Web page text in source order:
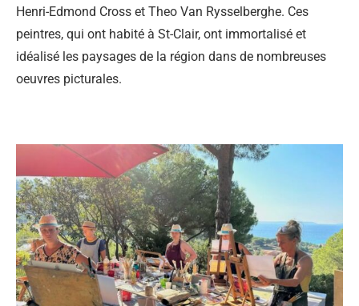
Henri-Edmond Cross et Theo Van Rysselberghe. Ces
peintres, qui ont habité à St-Clair, ont immortalisé et
idéalisé les paysages de la région dans de nombreuses
oeuvres picturales.